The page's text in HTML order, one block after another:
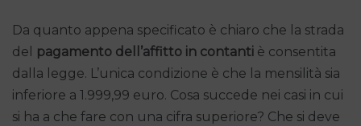
Da quanto appena specificato è chiaro che la strada
del
pagamento dell’affitto in contanti è consentita
dalla legge. L’unica condizione è che la mensilità sia
inferiore a 1.999,99 euro. Cosa succede nei casi in cui
si ha a che fare con una cifra superiore? Che si deve